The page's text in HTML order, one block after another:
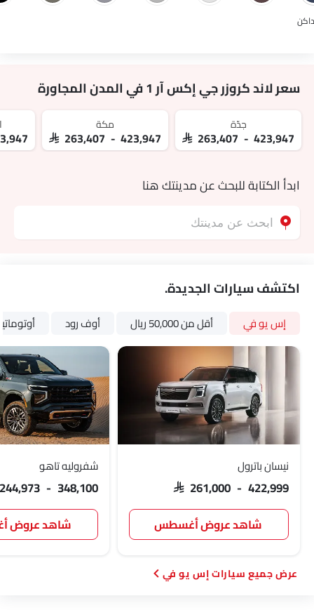
سعر لاند كروزر جي إكس آر 1 في المدن المجاورة
جدّة
SAR 263,407 - 423,947
مكة
SAR 263,407 - 423,947
ابدأ الكتابة للبحث عن مدينتك هنا
اكتشف سيارات الجديدة.
إس يو في أقل من 50,000 ريال أوف رود
نيسان باترول
SAR 261,000 - 422,999
شاهد عروض أغسطس
شفروليه تاهو
244,973 - 348,100
شاهد عروض
سيارات إس يو في